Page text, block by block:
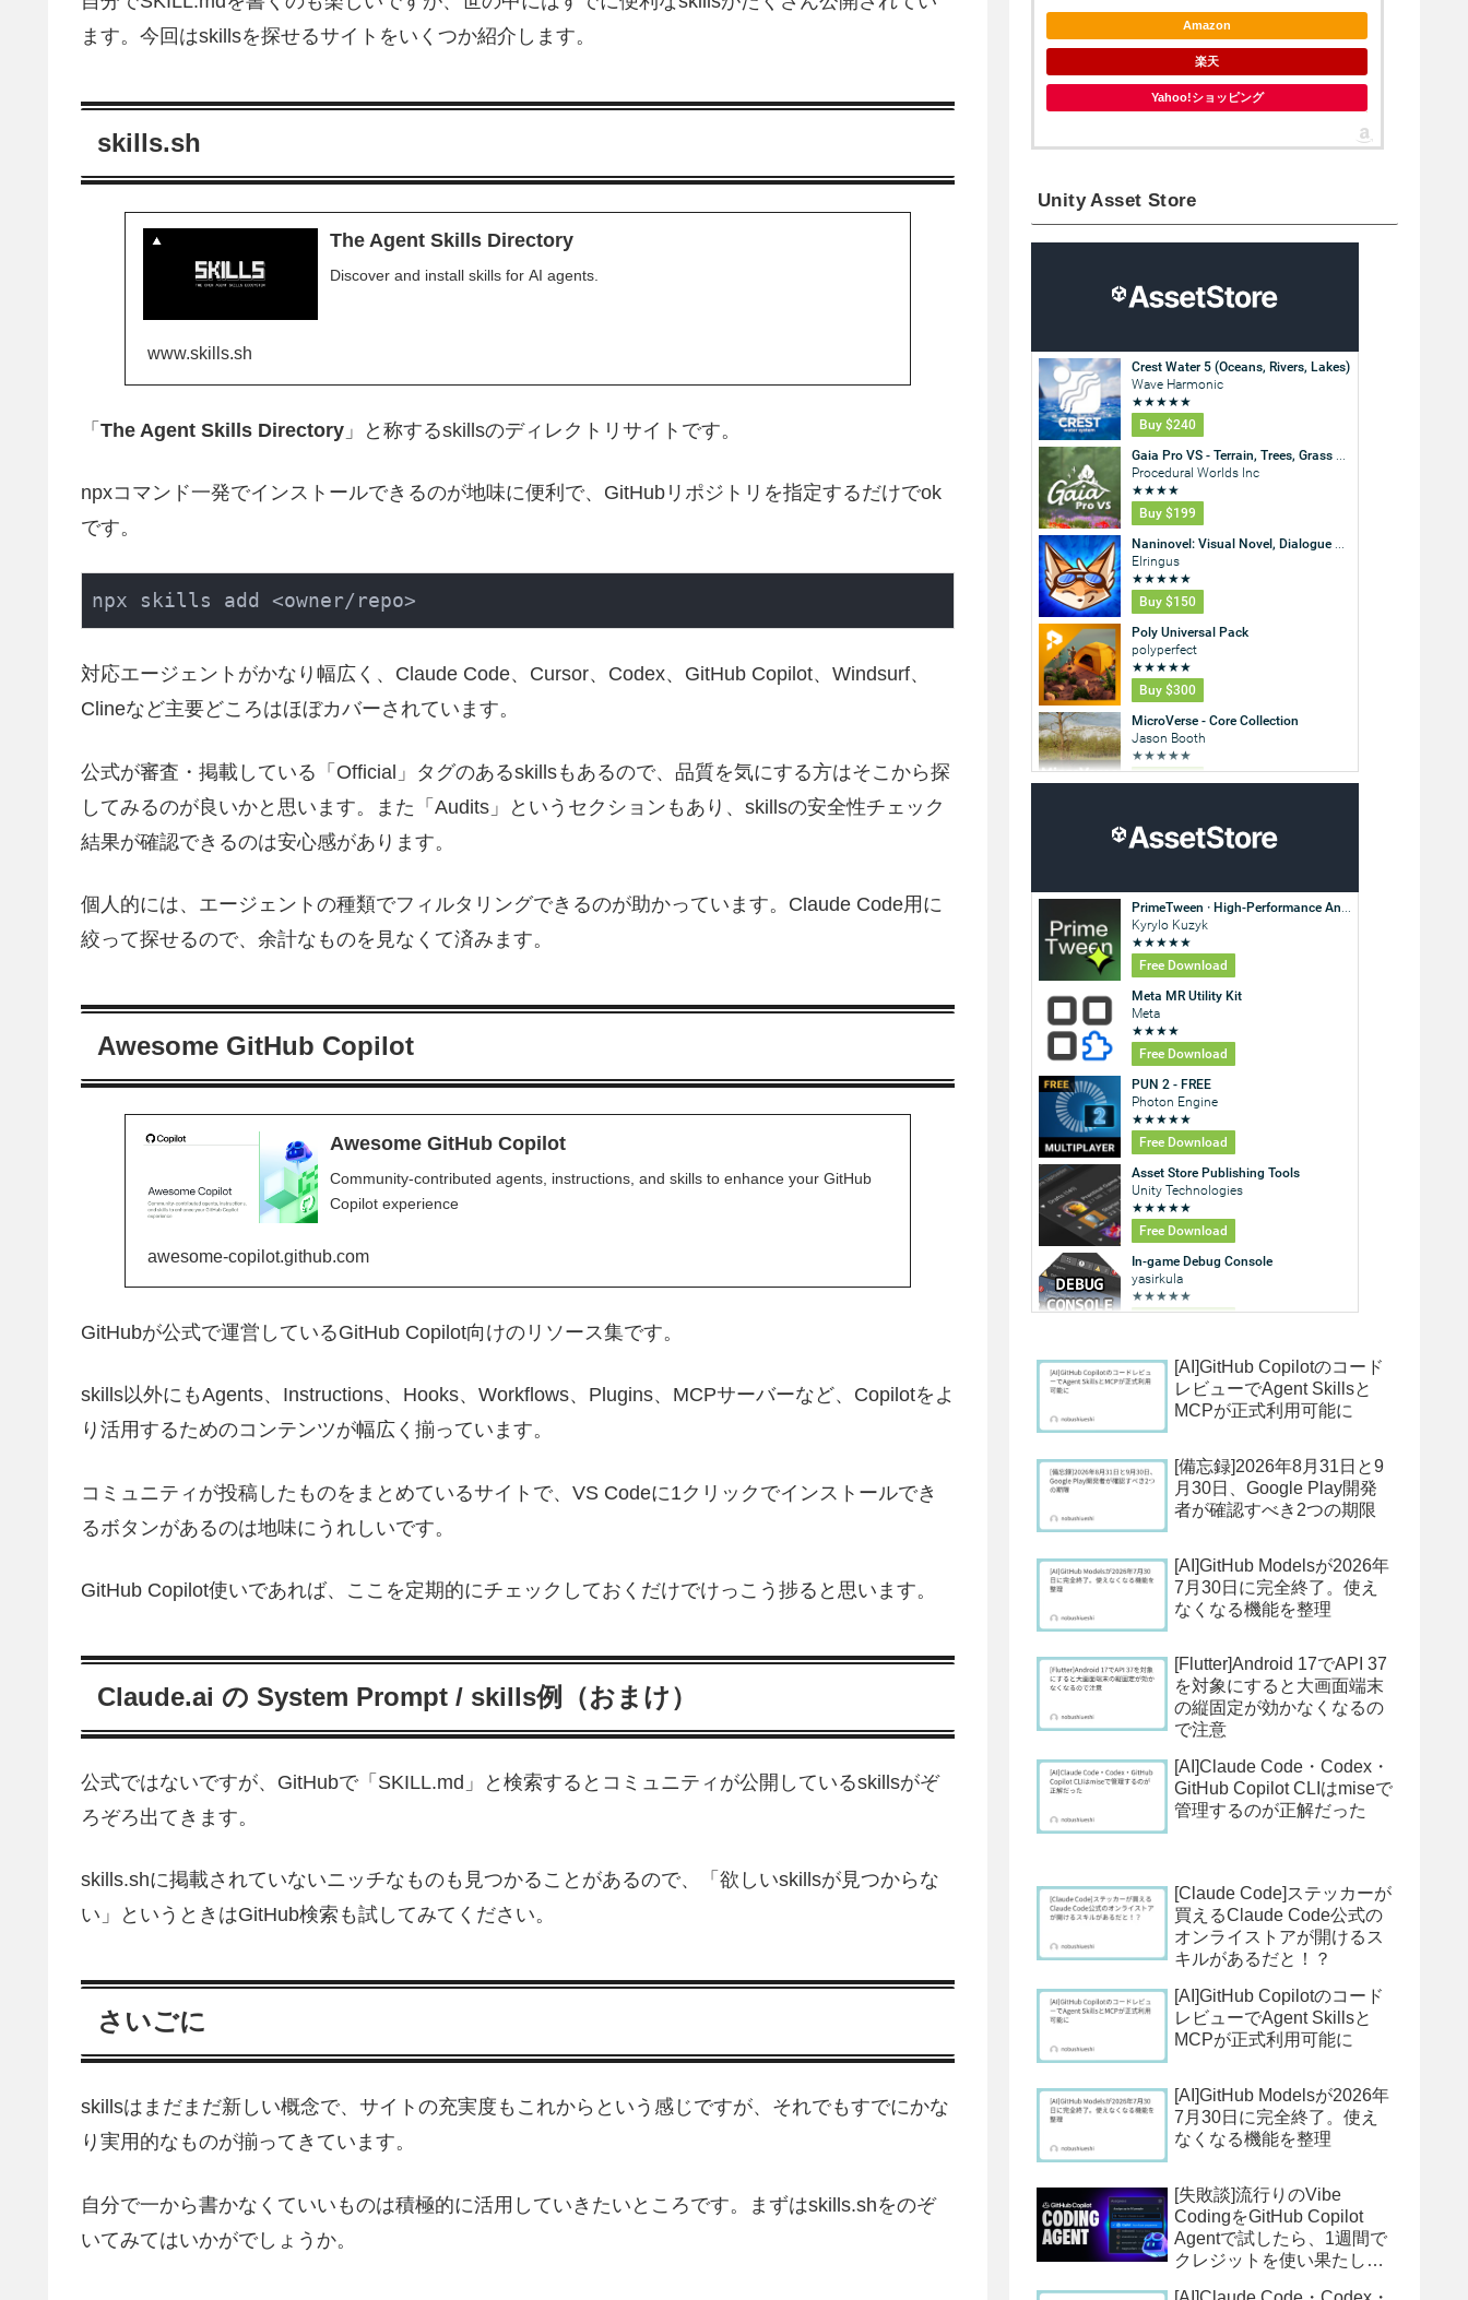
ます。今回はskillsを探せるサイトをいくつか紹介します。
skills.sh
The Agent Skills Directory
Discover and install skills for AI agents.
www.skills.sh
「 The Agent Skills Directory 」と称するskillsのディレクトリサイトです。
npxコマンド一発でインストールできるのが地味に便利で、GitHubリポジトリを指定するだけでok
です。
npx skills add <owner/repo>
対応エージェントがかなり幅広く、Claude Code、Cursor、Codex、GitHub Copilot、Windsurf、
Clineなど主要どころはほぼカバーされています。
公式が審査・掲載している「Official」タグのあるskillsもあるので、品質を気にする方はそこから探
してみるのが良いかと思います。また「Audits」というセクションもあり、skillsの安全性チェック
結果が確認できるのは安心感があります。
個人的には、エージェントの種類でフィルタリングできるのが助かっています。Claude Code用に
絞って探せるので、余計なものを見なくて済みます。
Awesome GitHub Copilot
Awesome GitHub Copilot
Community-contributed agents, instructions, and skills to enhance your GitHub
Copilot experience
awesome-copilot.github.com
GitHubが公式で運営しているGitHub Copilot向けのリソース集です。
skills以外にもAgents、Instructions、Hooks、Workflows、Plugins、MCPサーバーなど、Copilotをよ
り活用するためのコンテンツが幅広く揃っています。
コミュニティが投稿したものをまとめているサイトで、VS Codeに1クリックでインストールでき
るボタンがあるのは地味にうれしいです。
GitHub Copilot使いであれば、ここを定期的にチェックしておくだけでけっこう捗ると思います。
Claude.ai の System Prompt / skills例（おまけ）
公式ではないですが、GitHubで「SKILL.md」と検索するとコミュニティが公開しているskillsがぞ
ろぞろ出てきます。
skills.shに掲載されていないニッチなものも見つかることがあるので、「欲しいskillsが見つからな
い」というときはGitHub検索も試してみてください。
さいごに
skillsはまだまだ新しい概念で、サイトの充実度もこれからという感じですが、それでもすでにかな
り実用的なものが揃ってきています。
自分で一から書かなくていいものは積極的に活用していきたいところです。まずはskills.shをのぞ
いてみてはいかがでしょうか。
Amazon
楽天
Yahoo!ショッピング
Unity Asset Store
[AI]GitHub Copilotのコード
レビューでAgent Skillsと
MCPが正式利用可能に
[備忘録]2026年8月31日と9
月30日、Google Play開発
者が確認すべき2つの期限
[AI]GitHub Modelsが2026年
7月30日に完全終了。使え
なくなる機能を整理
[Flutter]Android 17でAPI 37
を対象にすると大画面端末
の縦固定が効かなくなるの
で注意
[AI]Claude Code・Codex・
GitHub Copilot CLIはmiseで
管理するのが正解だった
[Claude Code]ステッカーが
買えるClaude Code公式の
オンライストアが開けるス
キルがあるだと！？
[AI]GitHub Copilotのコード
レビューでAgent Skillsと
MCPが正式利用可能に
[AI]GitHub Modelsが2026年
7月30日に完全終了。使え
なくなる機能を整理
[失敗談]流行りのVibe
CodingをGitHub Copilot
Agentで試したら、1週間で
クレジットを使い果たして